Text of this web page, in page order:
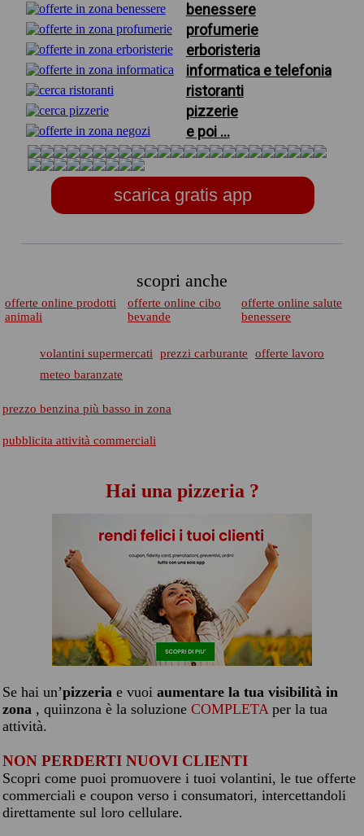
benessere
profumerie
erboristeria
informatica e telefonia
ristoranti
pizzerie
e poi ...
scarica gratis app
scopri anche
offerte online prodotti
animali
offerte online cibo
bevande
offerte online salute
benessere
volantini supermercati prezzi carburante
offerte lavoro
meteo baranzate
prezzo benzina più basso in zona
pubblicita attività commerciali
Hai una pizzeria ?
Se hai un’pizzeria e vuoi aumentare la tua visibilità in
zona , quiinzona è la soluzione COMPLETAper la tua
attività.
NON PERDERTI NUOVI CLIENTI
Scopri come puoi promuovere i tuoi volantini, le tue offerte
commerciali e coupon verso i consumatori, intercettandoli
direttamente sul loro cellulare.